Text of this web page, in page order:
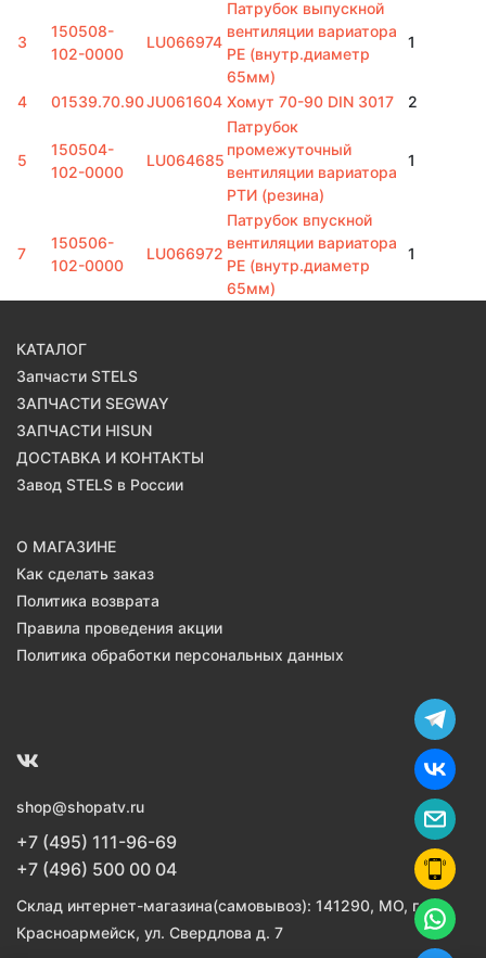
3
150508-
102-0000
LU066974
Патрубок выпускной
вентиляции вариатора
РЕ (внутр.диаметр
65мм)
1
4 01539.70.90JU061604 Хомут 70-90 DIN 3017 2
5
150504-
102-0000
LU064685
Патрубок
промежуточный
вентиляции вариатора
РТИ (резина)
1
7
150506-
102-0000
LU066972
Патрубок впускной
вентиляции вариатора
РЕ (внутр.диаметр
65мм)
1
КАТАЛОГ
Запчасти STELS
ЗАПЧАСТИ SEGWAY
ЗАПЧАСТИ HISUN
ДОСТАВКА И КОНТАКТЫ
Завод STELS в России
О МАГАЗИНЕ
Как сделать заказ
Политика возврата
Правила проведения акции
Политика обработки персональных данных
shop@shopatv.ru
+7 (495) 111-96-69
+7 (496) 500 00 04
Склад интернет-магазина(самовывоз): 141290, МО, г.
Красноармейск, ул. Свердлова д. 7